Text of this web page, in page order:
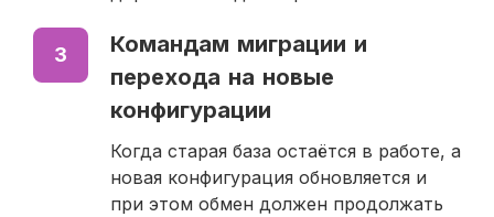
3
Командам миграции и
перехода на новые
конфигурации
Когда старая база остаётся в работе, а
новая конфигурация обновляется и
при этом обмен должен продолжать